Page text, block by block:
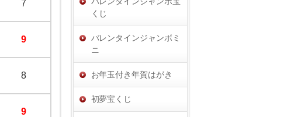
7
9
8
9
くじ
バレンタインジャンボミ
ニ
お年玉付き年賀はがき
初夢宝くじ